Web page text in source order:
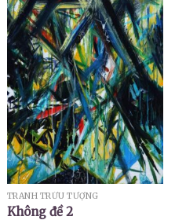
TRANH TRỪU TƯỢNG
Không đề 2